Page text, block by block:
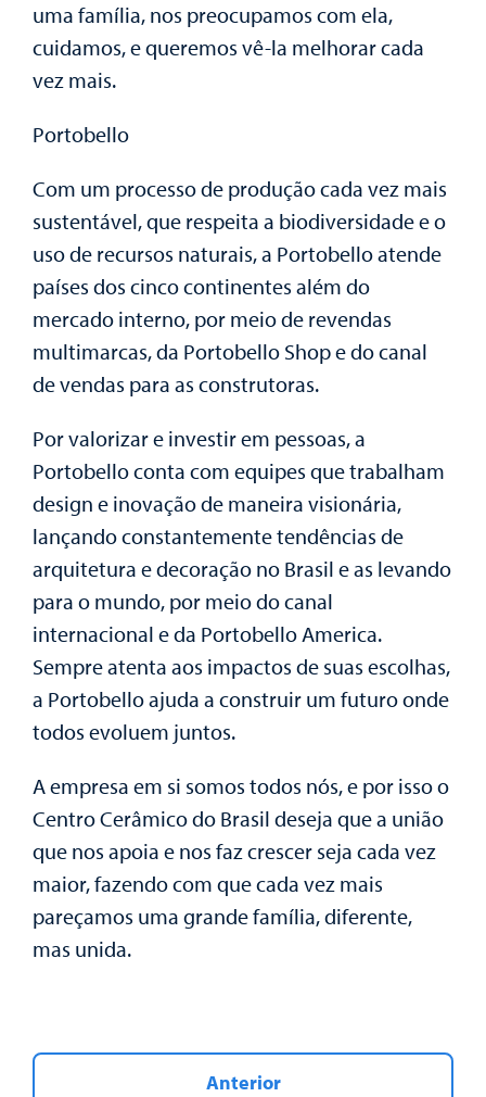
uma família, nos preocupamos com ela,
cuidamos, e queremos vê-la melhorar cada
vez mais.
Portobello
Com um processo de produção cada vez mais
sustentável, que respeita a biodiversidade e o
uso de recursos naturais, a Portobello atende
países dos cinco continentes além do
mercado interno, por meio de revendas
multimarcas, da Portobello Shop e do canal
de vendas para as construtoras.
Por valorizar e investir em pessoas, a
Portobello conta com equipes que trabalham
design e inovação de maneira visionária,
lançando constantemente tendências de
arquitetura e decoração no Brasil e as levando
para o mundo, por meio do canal
internacional e da Portobello America.
Sempre atenta aos impactos de suas escolhas,
a Portobello ajuda a construir um futuro onde
todos evoluem juntos.
A empresa em si somos todos nós, e por isso o
Centro Cerâmico do Brasil deseja que a união
que nos apoia e nos faz crescer seja cada vez
maior, fazendo com que cada vez mais
pareçamos uma grande família, diferente,
mas unida.
Anterior